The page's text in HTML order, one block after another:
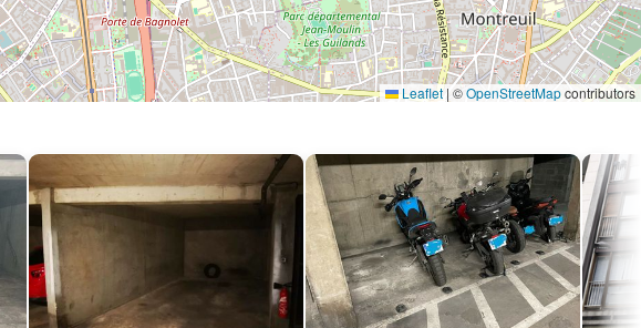
P
Leaflet | ©OpenStreetMapcontributors